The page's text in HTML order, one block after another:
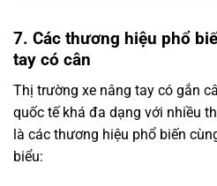
7. Các thương hiệu phổ
tay có cân
Thị trường xe nâng tay có gắn
quốc tế khá đa dạng với nhiều
là các thương hiệu phổ biến
biểu: